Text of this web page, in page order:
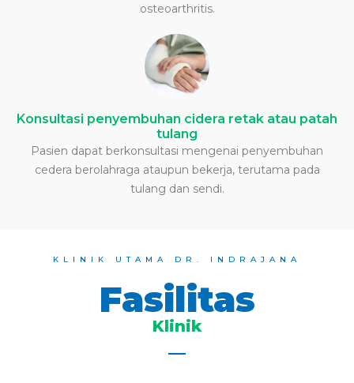
osteoarthritis.
Konsultasi penyembuhan cidera retak atau patah
tulang
Pasien dapat berkonsultasi mengenai penyembuhan
cedera berolahraga ataupun bekerja, terutama pada
tulang dan sendi.
KLINIK UTAMA DR. INDRAJANA
Fasilitas
Klinik